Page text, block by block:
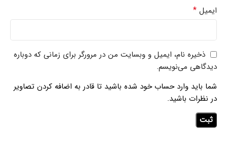
ایمیل *
ذخیره نام، ایمیل و وبسایت من در مرورگر برای زمانی که دوباره
دیدگاهی می‌نویسم.
شما باید وارد حساب خود شده باشید تا قادر به اضافه کردن تصاویر
در نظرات باشید.